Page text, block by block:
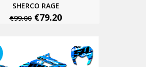
SHERCO RAGE
€99.00 €79.20